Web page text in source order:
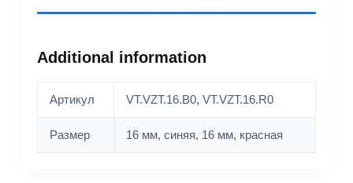
Additional information
Артикул VT.VZT.16.B0, VT.VZT.16.R0
Размер 16 мм, синяя, 16 мм, красная